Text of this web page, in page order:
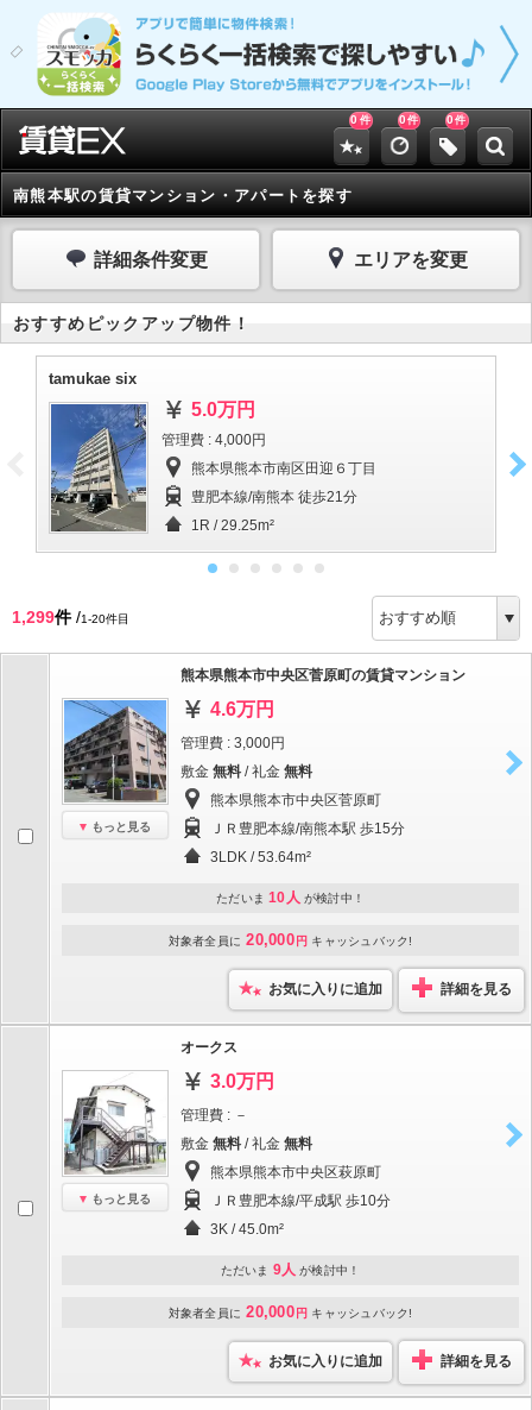
0 件 0件 0件
南熊本駅の賃貸マンション・アパートを探す
詳細条件変更 エリアを変更
おすすめピックアップ物件！
tamukae six
5.0万円
管理費 : 4,000円
熊本県熊本市南区田迎６丁目
豊肥本線/南熊本 徒歩21分
1R / 29.25m²
1,299件/1-20件目
もっと見る
熊本県熊本市中央区菅原町の賃貸マンション
4.6万円
管理費 : 3,000円
敷金 無料 / 礼金 無料
熊本県熊本市中央区菅原町
ＪＲ豊肥本線/南熊本駅 歩15分
3LDK / 53.64m²
ただいま 10人 が検討中！
対象者全員に 20,000 円 キャッシュバック!
お気に入りに追加 詳細を見る
もっと見る
オークス
3.0万円
管理費 : －
敷金 無料 / 礼金 無料
熊本県熊本市中央区萩原町
ＪＲ豊肥本線/平成駅 歩10分
3K / 45.0m²
ただいま 9人 が検討中！
対象者全員に 20,000 円 キャッシュバック!
お気に入りに追加 詳細を見る